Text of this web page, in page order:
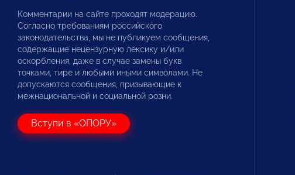
Комментарии на сайте проходят модерацию.
Согласно требованиям российского
законодательства, мы не публикуем сообщения,
содержащие нецензурную лексику и/или
оскорбления, даже в случае замены букв
точками, тире и любыми иными символами. Не
допускаются сообщения, призывающие к
межнациональной и социальной розни.
Вступи в «ОПОРУ»